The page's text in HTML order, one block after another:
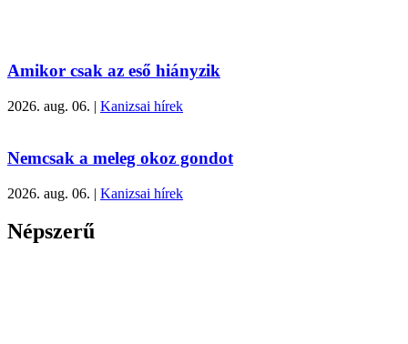
Amikor csak az eső hiányzik
2026. aug. 06. | Kanizsai hírek
Nemcsak a meleg okoz gondot
2026. aug. 06. | Kanizsai hírek
Népszerű